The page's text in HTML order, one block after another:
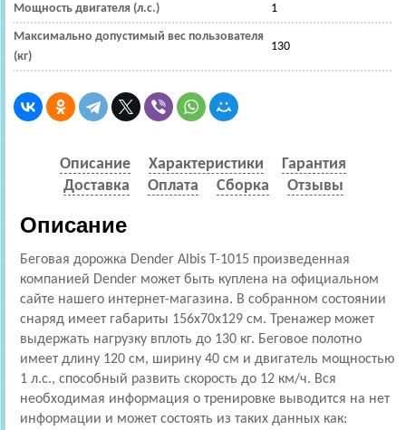
Мощность двигателя (л.с.) 1
Максимально допустимый вес пользователя
(кг)
130
Описание Характеристики
Гарантия
Доставка
Оплата Сборка Отзывы
Описание
Беговая дорожка Dender Albis T-1015 произведенная
компанией Dender может быть куплена на официальном
сайте нашего интернет-магазина. В собранном состоянии
снаряд имеет габариты 156х70х129 см. Тренажер может
выдержать нагрузку вплоть до 130 кг. Беговое полотно
имеет длину 120 см, ширину 40 см и двигатель мощностью
1 л.с., способный развить скорость до 12 км/ч. Вся
необходимая информация о тренировке выводится на нет
информации и может состоять из таких данных как: